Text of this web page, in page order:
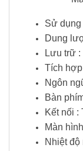
Sử dụng
Dung
Lưu trữ :
Tích hợp
Ngôn
Bàn
Kết nối :
Màn
Nhiệt